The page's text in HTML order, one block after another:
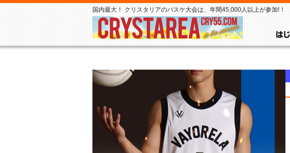
国内最大！ クリスタリアのバスケ大会は、年間45,000人以上が参加!！